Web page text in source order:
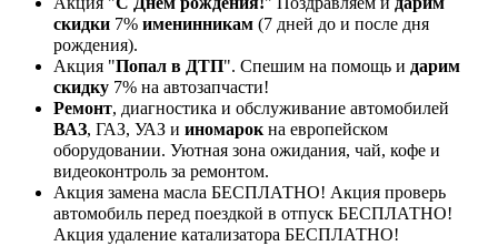
скидки 7% именинникам (7 дней до и после дня
рождения).
Акция "Попал в ДТП". Спешим на помощь и дарим
скидку 7% на автозапчасти!
Ремонт, диагностика и обслуживание автомобилей
ВАЗ, ГАЗ, УАЗ и иномарокна европейском
оборудовании. Уютная зона ожидания, чай, кофе и
видеоконтроль за ремонтом.
Акция замена масла БЕСПЛАТНО! Акция проверь
автомобиль перед поездкой в отпуск БЕСПЛАТНО!
Акция удаление катализатора БЕСПЛАТНО!